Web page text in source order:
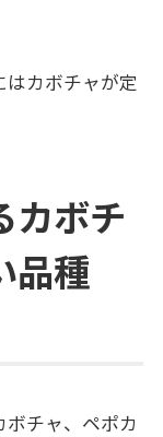
はカボチャが定
ボチ
品種
チャ、ペポカ